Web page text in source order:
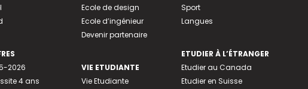
2026
4 ans
Ecole de design
Ecole d’ingénieur
Devenir partenaire
VIE ETUDIANTE
Vie Etudiante
Sport
Langues
ETUDIER À L’ÉTRANGER
Etudier au Canada
Etudier en Suisse